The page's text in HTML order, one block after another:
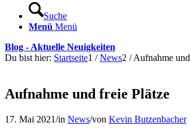
Suche
Menü Menü
Blog - Aktuelle Neuigkeiten
Du bist hier: Startseite1 / News2 / Aufnahme
Aufnahme und freie Plätze
17. Mai 2021/in News/von Kevin Butzenbacher